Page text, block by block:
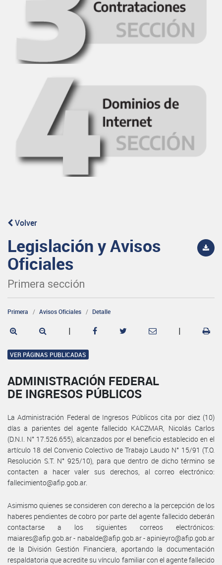
Volver
Legislación y Avisos
Oficiales
Primera sección
Primera Avisos Oficiales Detalle
| |
VER PÁGINAS PUBLICADAS
ADMINISTRACIÓN FEDERAL
DE INGRESOS PÚBLICOS
La Administración Federal de Ingresos Públicos cita por diez (10)
días a parientes del agente fallecido KACZMAR, Nicolás Carlos
(D.N.I. N° 17.526.655), alcanzados por el beneficio establecido en el
artículo 18 del Convenio Colectivo de Trabajo Laudo N° 15/91 (T.O.
Resolución S.T. N° 925/10), para que dentro de dicho término se
contacten a hacer valer sus derechos, al correo electrónico:
fallecimiento@afip.gob.ar.
Asimismo quienes se consideren con derecho a la percepción de los
haberes pendientes de cobro por parte del agente fallecido deberán
contactarse a los siguientes correos electrónicos:
maiares@afip.gob.ar - nabalde@afip.gob.ar - apinieyro@afip.gob.ar
de la División Gestión Financiera, aportando la documentación
respaldatoria que acredite su vínculo familiar con el agente fallecido